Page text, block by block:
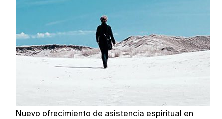
Nuevo ofrecimiento de asistencia espiritual en